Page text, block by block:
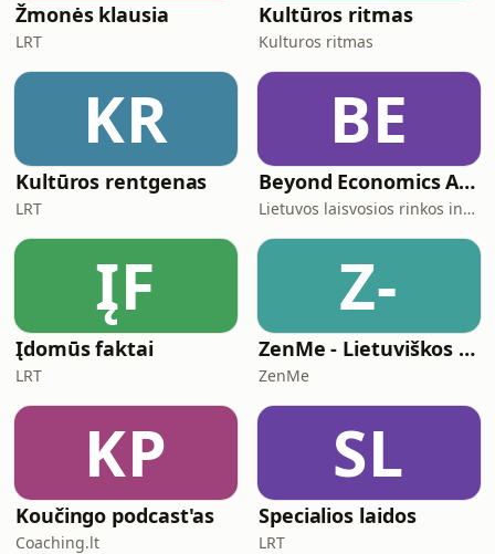
Žmonės klausia
LRT
Kultūros ritmas
Kulturos ritmas
KR
Kultūros rentgenas
LRT
BE
Beyond Economics And Back
Lietuvos laisvosios rinkos institutas
ĮF
Įdomūs faktai
LRT
Z-
ZenMe - Lietuviškos Meditacijos
ZenMe
KP
Koučingo podcast'as
Coaching.lt
SL
Specialios laidos
LRT